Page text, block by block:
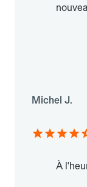
Michel J.
À